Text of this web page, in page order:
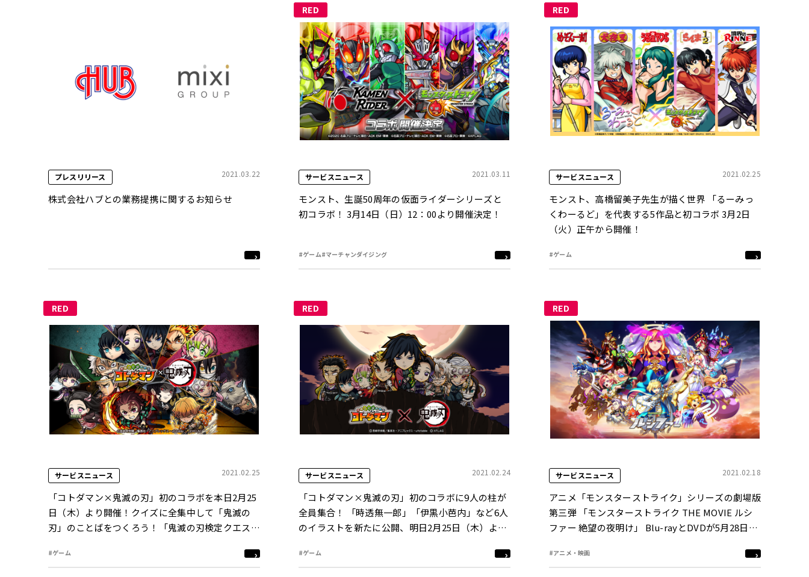
プレスリリース 2021.03.22
株式会社ハブとの業務提携に関するお知らせ
RED
サービスニュース 2021.03.11
モンスト、生誕50周年の仮面ライダーシリーズと
初コラボ！ 3月14日（日）12：00より開催決定！
#ゲーム#マーチャンダイジング
RED
サービスニュース 2021.02.25
モンスト、高橋留美子先生が描く世界 「るーみっ
くわーるど」を代表する5作品と初コラボ 3月2日
（火）正午から開催！
#ゲーム
RED
サービスニュース 2021.02.25
「コトダマン×鬼滅の刃」初のコラボを本日2月25
日（木）より開催！クイズに全集中して「鬼滅の
刃」のことばをつくろう！「鬼滅の刃検定クエス
#ゲーム
RED
サービスニュース 2021.02.24
「コトダマン×鬼滅の刃」初のコラボに9人の柱が
全員集合！ 「時透無一郎」「伊黒小芭内」など6人
のイラストを新たに公開、明日2月25日（木）より
#ゲーム
RED
サービスニュース 2021.02.18
アニメ「モンスターストライク」シリーズの劇場版
第三弾 「モンスターストライク THE MOVIE ルシ
ファー 絶望の夜明け」 Blu-rayとDVDが5月28日
#アニメ・映画